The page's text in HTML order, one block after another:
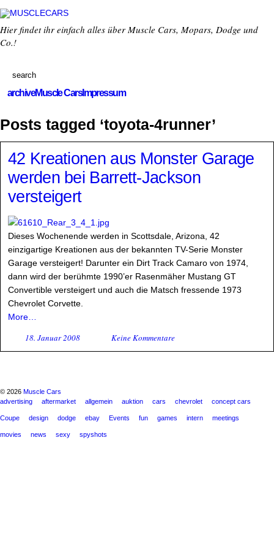
Hier findet ihr einfach alles über Muscle Cars, Mopars, Dodge und
Co.!
archiveMuscle CarsImpressum
Posts tagged ‘toyota-4runner’
42 Kreationen aus Monster Garage
werden bei Barrett-Jackson
versteigert
Dieses Wochenende werden in Scottsdale, Arizona, 42
einzigartige Kreationen aus der bekannten TV-Serie Monster
Garage versteigert! Darunter ein Dirt Track Camaro von 1974,
dann wird der berühmte 1990’er Rasenmäher Mustang GT
Convertible versteigert und auch die Matsch fressende 1973
Chevrolet Corvette.
More…
18. Januar 2008 Keine Kommentare
© 2026 Muscle Cars
advertising
aftermarket allgemein auktion cars chevrolet concept cars
Coupe design dodge ebay Events fun games intern meetings
movies news sexy spyshots